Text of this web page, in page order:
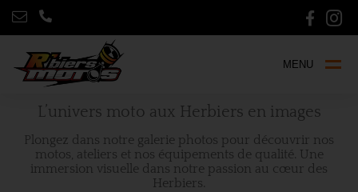
MENU
L’univers moto aux Herbiers en images
Plongez dans notre galerie photos pour découvrir nos
motos, ateliers et nos équipements de qualité. Une
immersion visuelle dans notre passion au cœur des
Herbiers.